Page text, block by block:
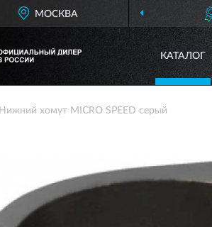
МОСКВА
КАТАЛОГ
Нижний хомут MICRO SPEED серый